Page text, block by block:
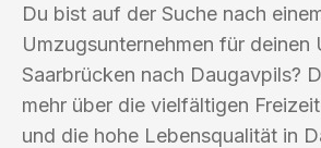
Du bist auf der Suche nach
Umzugsunternehmen für deinen
Saarbrücken nach Daugavpils?
mehr über die vielfältigen
und die hohe Lebensqualität in